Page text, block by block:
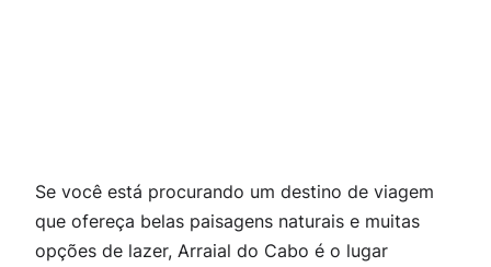
Se você está procurando um destino de viagem
que ofereça belas paisagens naturais e muitas
opções de lazer, Arraial do Cabo é o lugar